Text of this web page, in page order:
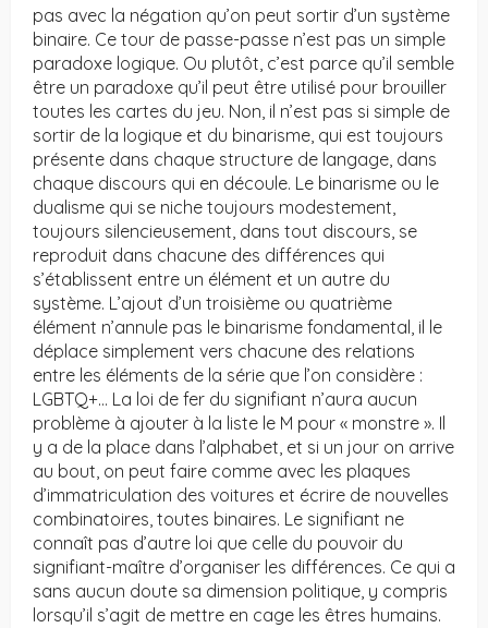
pas avec la négation qu’on peut sortir d’un système
binaire. Ce tour de passe-passe n’est pas un simple
paradoxe logique. Ou plutôt, c’est parce qu’il semble
être un paradoxe qu’il peut être utilisé pour brouiller
toutes les cartes du jeu. Non, il n’est pas si simple de
sortir de la logique et du binarisme, qui est toujours
présente dans chaque structure de langage, dans
chaque discours qui en découle. Le binarisme ou le
dualisme qui se niche toujours modestement,
toujours silencieusement, dans tout discours, se
reproduit dans chacune des différences qui
s’établissent entre un élément et un autre du
système. L’ajout d’un troisième ou quatrième
élément n’annule pas le binarisme fondamental, il le
déplace simplement vers chacune des relations
entre les éléments de la série que l’on considère :
LGBTQ+… La loi de fer du signifiant n’aura aucun
problème à ajouter à la liste le M pour « monstre ». Il
y a de la place dans l’alphabet, et si un jour on arrive
au bout, on peut faire comme avec les plaques
d’immatriculation des voitures et écrire de nouvelles
combinatoires, toutes binaires. Le signifiant ne
connaît pas d’autre loi que celle du pouvoir du
signifiant-maître d’organiser les différences. Ce qui a
sans aucun doute sa dimension politique, y compris
lorsqu’il s’agit de mettre en cage les êtres humains.